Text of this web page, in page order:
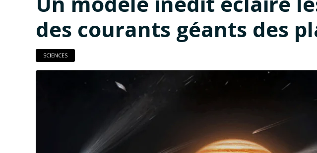
des courants géants des
SCIENCES